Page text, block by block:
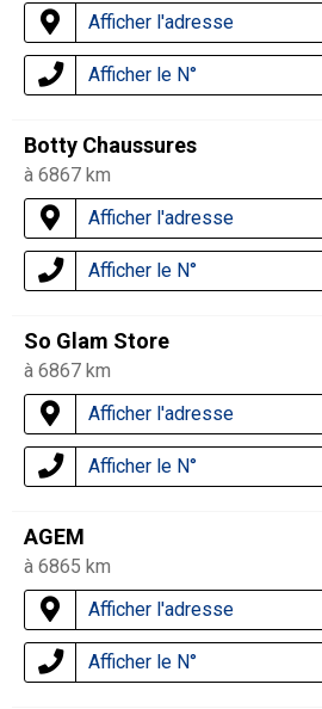
Afficher l'adresse
Afficher le N°
Botty Chaussures
à 6867 km
Afficher l'adresse
Afficher le N°
So Glam Store
à 6867 km
Afficher l'adresse
Afficher le N°
AGEM
à 6865 km
Afficher l'adresse
Afficher le N°